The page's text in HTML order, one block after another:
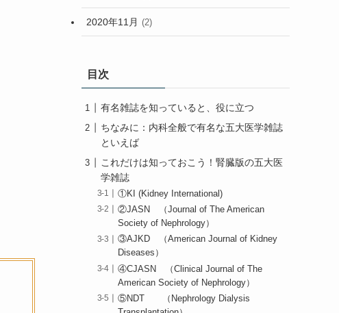
2020年11月 (2)
目次
有名雑誌を知っていると、役に立つ
ちなみに：内科全般で有名な五大医学雑誌
といえば
これだけは知っておこう！腎臓版の五大医
学雑誌
①KI (Kidney International)
②JASN （Journal of The American
Society of Nephrology）
③AJKD （American Journal of Kidney
Diseases）
④CJASN （Clinical Journal of The
American Society of Nephrology）
⑤NDT （Nephrology Dialysis